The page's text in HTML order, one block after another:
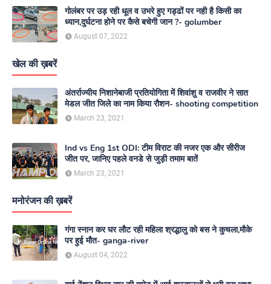
गोलंबर पर उड़ रही धूल व उभरे हुए गड्ढों पर नही है किसी का
ध्यान,दुर्घटना होने पर कैसे बचेगी जान ?- golumber
August 07, 2022
खेल की ख़बरें
अंतर्राज्यीय निशानेबाजी प्रतियोगिता में शिवांशु व राजवीर ने सात
मेडल जीत जिले का नाम किया रौशन- shooting competition
March 23, 2021
Ind vs Eng 1st ODI: टीम विराट की नजर एक और सीरीज
जीत पर, जानिए पहले वनडे से जुड़ी तमाम बातें
March 23, 2021
मनोरंजन की ख़बरें
गंगा स्नान कर घर लौट रही महिला श्रद्धालु को बस ने कुचला,मौके
पर हुई मौत- ganga-river
August 04, 2022